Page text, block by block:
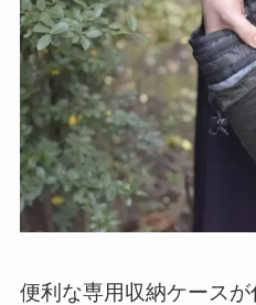
便利な専用収納ケース